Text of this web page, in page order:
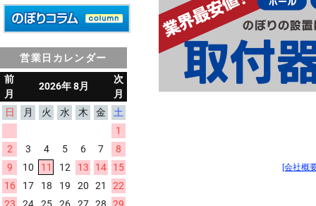
営業日カレンダー
[会社概